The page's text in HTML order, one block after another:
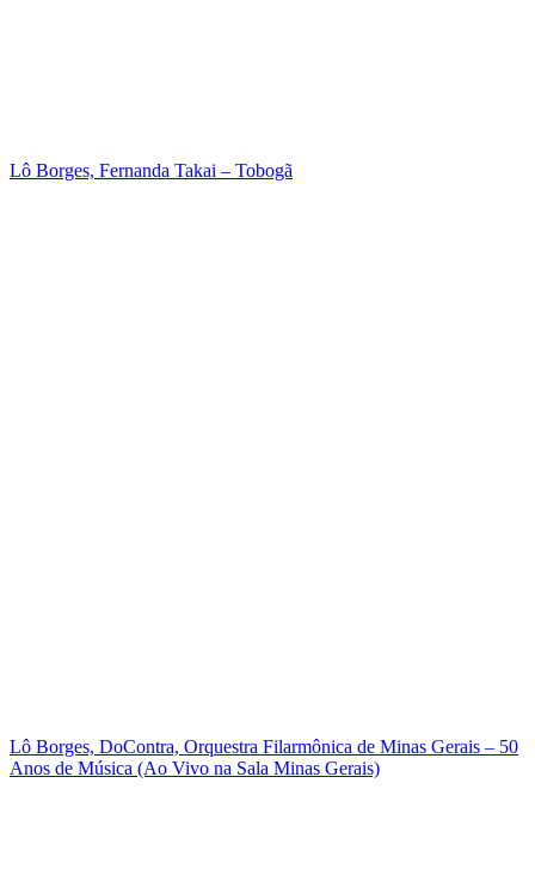
Lô Borges, Fernanda Takai – Tobogã
Lô Borges, DoContra, Orquestra Filarmônica de Minas Gerais – 50
Anos de Música (Ao Vivo na Sala Minas Gerais)